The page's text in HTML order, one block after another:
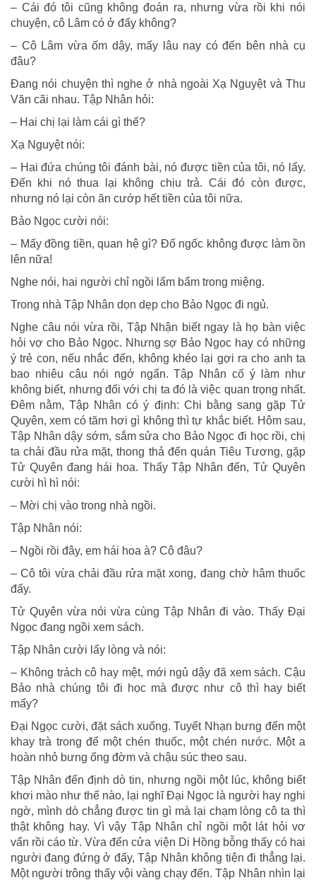
– Cái đó tôi cũng không đoán ra, nhưng vừa rồi khi nói
chuyện, cô Lâm có ở đấy không?
– Cô Lâm vừa ốm dậy, mấy lâu nay có đến bên nhà cụ
đâu?
Đang nói chuyện thì nghe ở nhà ngoài Xạ Nguyệt và Thu
Văn cãi nhau. Tập Nhân hỏi:
– Hai chị lại làm cái gì thế?
Xạ Nguyệt nói:
– Hai đứa chúng tôi đánh bài, nó được tiền của tôi, nó lấy.
Đến khi nó thua lại không chịu trả. Cái đó còn được,
nhưng nó lại còn ăn cướp hết tiền của tôi nữa.
Bảo Ngọc cười nói:
– Mấy đồng tiền, quan hệ gì? Đố ngốc không được làm ồn
lên nữa!
Nghe nói, hai người chỉ ngồi lẩm bẩm trong miệng.
Trong nhà Tập Nhân dọn dẹp cho Bảo Ngọc đi ngủ.
Nghe câu nói vừa rồi, Tập Nhận biết ngay là họ bàn việc
hỏi vợ cho Bảo Ngọc. Nhưng sợ Bảo Ngọc hay có những
ý trẻ con, nếu nhắc đến, không khéo lại gợi ra cho anh ta
bao nhiêu câu nói ngớ ngẩn. Tập Nhân cố ý làm như
không biết, nhưng đối với chị ta đó là việc quan trọng nhất.
Đêm nằm, Tập Nhân có ý định: Chi bằng sang gặp Tử
Quyên, xem có tăm hơi gì không thì tự khắc biết. Hôm sau,
Tập Nhân dậy sớm, sắm sửa cho Bảo Ngọc đi học rồi, chị
ta chải đầu rửa mặt, thong thả đến quán Tiêu Tương, gặp
Tử Quyên đang hái hoa. Thấy Tập Nhân đến, Tử Quyên
cười hì hì nói:
– Mời chị vào trong nhà ngồi.
Tập Nhân nói:
– Ngồi rồi đây, em hái hoa à? Cô đâu?
– Cô tôi vừa chải đầu rửa mặt xong, đang chờ hâm thuốc
đấy.
Tử Quyên vừa nói vừa cùng Tập Nhân đi vào. Thấy Đại
Ngọc đang ngồi xem sách.
Tập Nhân cười lấy lòng và nói:
– Không trách cô hay mệt, mới ngủ dậy đã xem sách. Cậu
Bảo nhà chúng tôi đi học mà được như cô thì hay biết
mấy?
Đại Ngọc cười, đặt sách xuống. Tuyết Nhạn bưng đến một
khay trà trong để một chén thuốc, một chén nước. Một a
hoàn nhỏ bưng ống đờm và chậu súc theo sau.
Tập Nhân đến định dò tin, nhưng ngồi một lúc, không biết
khơi mào như thế nào, lại nghĩ Đại Ngọc là người hay nghi
ngờ, mình dò chẳng được tin gì mà lại chạm lòng cô ta thì
thật không hay. Vì vậy Tập Nhân chỉ ngồi một lát hỏi vơ
vẩn rồi cáo từ. Vừa đến cửa viện Di Hồng bỗng thấy có hai
người đang đứng ở đấy, Tập Nhân không tiện đi thẳng lại.
Một người trông thấy vội vàng chạy đến. Tập Nhân nhìn lại